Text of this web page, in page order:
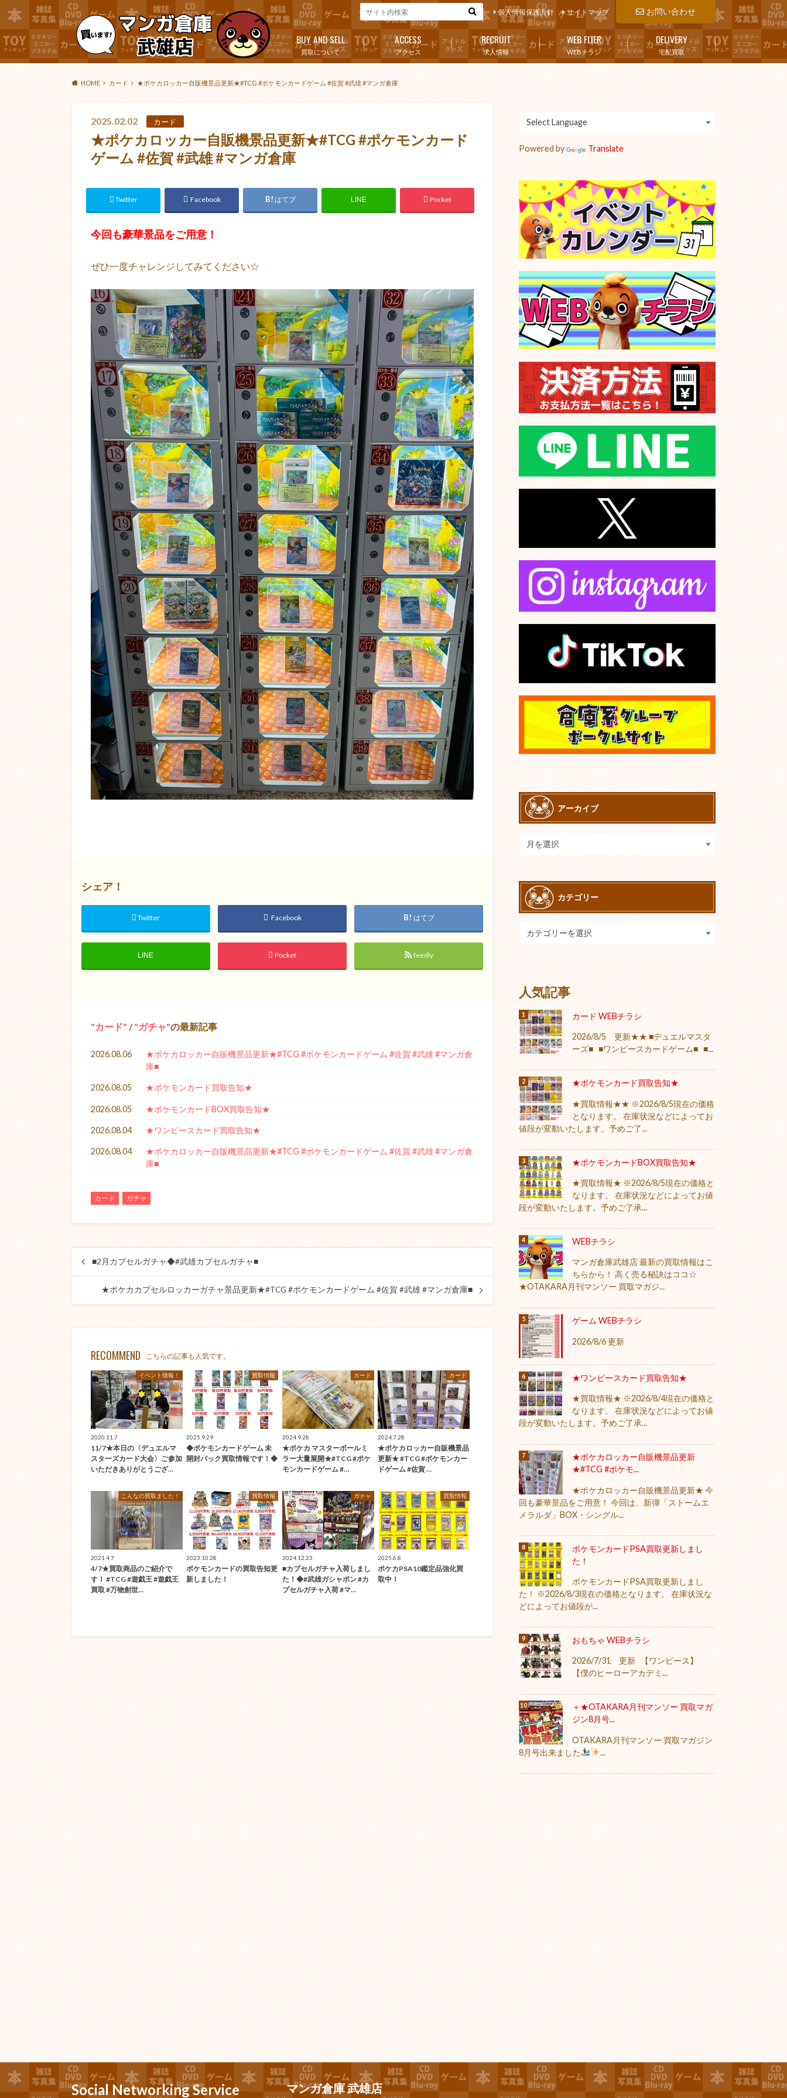
お問い合わせ
個人情報保護方針 サイトマップ
買取について
BUY AND SELL
アクセス
ACCESS
求人情報
RECRUIT
WEBチラシ
WEB FLIER
宅配買取
DELIVERY
HOME カード ★ポケカロッカー自販機景品更新★#TCG #ポケモンカードゲーム #佐賀 #武雄 #マンガ倉庫
2025.02.02 カード
★ポケカロッカー自販機景品更新★#TCG #ポケモンカード
ゲーム #佐賀 #武雄 #マンガ倉庫
Twitter Facebook はてブ LINE Pocket
今回も豪華景品をご用意！
ぜひ一度チャレンジしてみてください☆
シェア！
Twitter Facebook はてブ
LINE Pocket feedly
カード / ガチャ の最新記事
2026.08.06
★ポケカロッカー自販機景品更新★#TCG #ポケモンカードゲーム #佐賀 #武雄 #マンガ倉
庫■
2026.08.05 ★ポケモンカード買取告知★
2026.08.05 ★ポケモンカードBOX買取告知★
2026.08.04 ★ワンピースカード買取告知★
2026.08.04
★ポケカロッカー自販機景品更新★#TCG #ポケモンカードゲーム #佐賀 #武雄 #マンガ倉
庫■
カード ガチャ
■2月カプセルガチャ◆#武雄カプセルガチャ■
★ポケカカプセルロッカーガチャ景品更新★#TCG #ポケモンカードゲーム #佐賀 #武雄 #マンガ倉庫■
RECOMMEND こちらの記事も人気です。
イベント情報！
2020.11.7
11/7★本日の〈デュエルマ
スターズカード大会〉ご参加
いただきありがとうござ…
買取情報
2025.9.29
◆ポケモンカードゲーム 未
開封パック買取情報です！◆
カード
2024.9.28
★ポケカ マスターボールミ
ラー大量展開★#TCG #ポケ
モンカードゲーム #…
カード
2024.7.28
★ポケカロッカー自販機景品
更新★ #TCG #ポケモンカー
ドゲーム #佐賀 …
こんなの買取ました！
2021.4.7
4/7★買取商品のご紹介で
す！ #TCG #遊戯王 #遊戯王
買取 #万物創世…
買取情報
2023.10.28
ポケモンカードの買取告知更
新しました！
ガチャ
2024.12.23
■カプセルガチャ入荷しまし
た！◆#武雄ガシャポン #カ
プセルガチャ入荷 #マ…
買取情報
2025.6.8
ポケカPSA10鑑定品強化買
取中！
Powered by Translate
アーカイブ
カテゴリー
人気記事
カード WEBチラシ
2026/8/5 更新★★ ■デュエルマスタ
ーズ■ ■ワンピースカードゲーム■ ■...
★ポケモンカード買取告知★
★買取情報★★ ※2026/8/5現在の価格
となります。 在庫状況などによってお
値段が変動いたします。予めご了...
★ポケモンカードBOX買取告知★
★買取情報★ ※2026/8/5現在の価格と
なります。 在庫状況などによってお値
段が変動いたします。予めご了承...
WEBチラシ
マンガ倉庫武雄店 最新の買取情報はこ
ちらから！ 高く売る秘訣はココ☆
★OTAKARA月刊マンソー 買取マガジ...
ゲーム WEBチラシ
2026/8/6 更新
★ワンピースカード買取告知★
★買取情報★ ※2026/8/4現在の価格と
なります。 在庫状況などによってお値
段が変動いたします。予めご了承...
★ポケカロッカー自販機景品更新
★#TCG #ポケモ...
★ポケカロッカー自販機景品更新★ 今
回も豪華景品をご用意！ 今回は、新弾「ストームエ
メラルダ」BOX・シングル...
ポケモンカードPSA買取更新しまし
た！
ポケモンカードPSA買取更新しまし
た！ ※2026/8/3現在の価格となります。 在庫状況な
どによってお値段が...
おもちゃ WEBチラシ
2026/7/31 更新 【ワンピース】
【僕のヒーローアカデミ...
＋★OTAKARA月刊マンソー 買取マガ
ジン8月号...
OTAKARA月刊マンソー 買取マガジン
8月号出来ました
...
Social Networking Service マンガ倉庫 武雄店